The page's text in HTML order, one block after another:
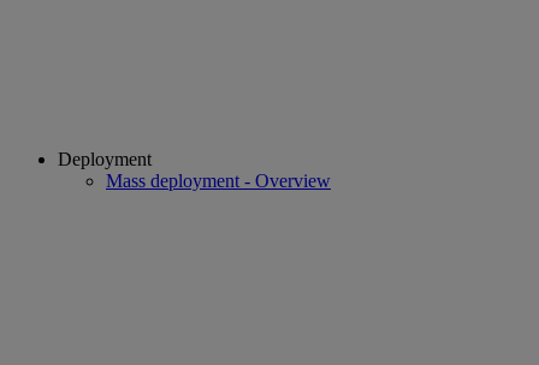
Deployment
Mass deployment - Overview